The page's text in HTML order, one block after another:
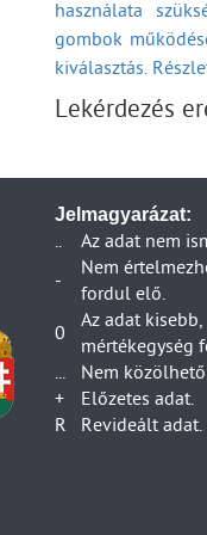
Küldemények
Ügyfélszolgálati
Egyetemes
ideje belföldi
Egyetemes
ideje belföldi
Panaszok,
2024)
Panaszok,
2024)
Panaszok és
(2013-2024)
2006)
Fiókposták
Postahelyek
(1990-2006)
A postai
A postai
HIF ellenőrzési
A postai
szolgáltató
A postai
A száz lakosra
(1990-2006)
A száz lakosra
(1990-2006)
A száz lakosra
2006)
Bács-Kiskun
Békés
Csongrád
használata
gombok
kiválasztás.
Lekérdezés
Jelmagyarázat:
..
Az adat nem
-
Nem
fordul elő.
0
Az adat
mértékegység
...
Nem
+
Előzetes adat.
R
Revideált adat.